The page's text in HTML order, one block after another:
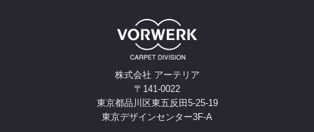
株式会社 アーテリア
〒141-0022
東京都品川区東五反田5-25-19
東京デザインセンター3F-A